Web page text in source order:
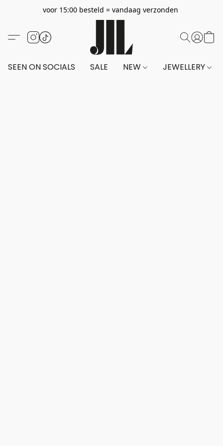
voor 15:00 besteld = vandaag verzonden
SEEN ON SOCIALS SALE NEW JEWELLERY